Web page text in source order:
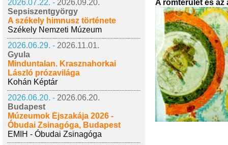
2026.07.22. - 2026.09.20.
Sepsiszentgyörgy
A székely himnusz története
Székely Nemzeti Múzeum
2026.06.29. - 2026.11.01.
Gyula
Minduntalan. Krasznahorkai
László prózavilága
Kohán Képtár
2026.06.20. - 2026.06.20.
Budapest
Múzeumok Éjszakája 2026 -
Óbudai Zsinagóga, Budapest
EMIH - Óbudai Zsinagóga
A romterület és